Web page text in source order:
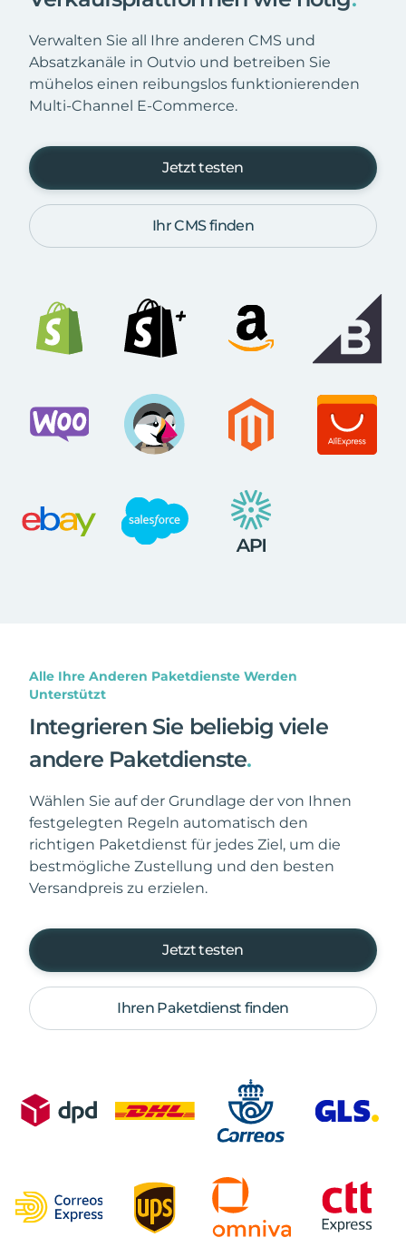
Verwalten Sie all Ihre anderen CMS und
Absatzkanäle in Outvio und betreiben Sie
mühelos einen reibungslos funktionierenden
Multi-Channel E-Commerce.
Jetzt testen
Ihr CMS finden
Alle Ihre Anderen Paketdienste Werden
Unterstützt
Integrieren Sie beliebig viele
andere Paketdienste.
Wählen Sie auf der Grundlage der von Ihnen
festgelegten Regeln automatisch den
richtigen Paketdienst für jedes Ziel, um die
bestmögliche Zustellung und den besten
Versandpreis zu erzielen.
Jetzt testen
Ihren Paketdienst finden